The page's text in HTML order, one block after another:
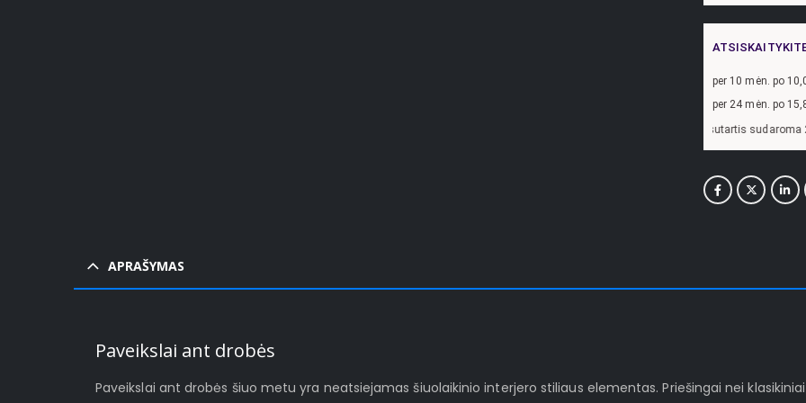
per 10 mėn. po
per 24 mėn. po
€, kai sutartis sudaroma 24 mėn. terminui, metinė
APRAŠYMAS
Paveikslai ant drobės
Paveikslai ant drobės šiuo metu yra neatsiejamas šiuolaikinio interjero stiliaus elementas. Priešingai nei